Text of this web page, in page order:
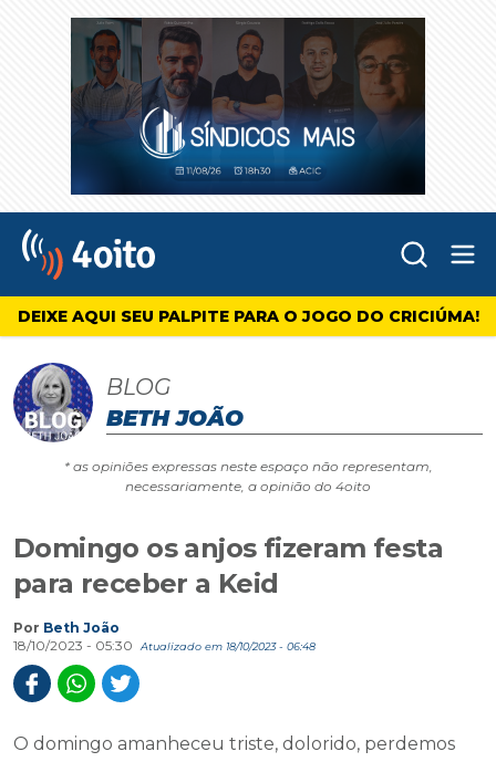
4oito
DEIXE AQUI SEU PALPITE PARA O JOGO DO CRICIÚMA!
BLOG
BETH JOÃO
* as opiniões expressas neste espaço não representam,
necessariamente, a opinião do 4oito
Domingo os anjos fizeram festa
para receber a Keid
Por Beth João
18/10/2023 - 05:30
Atualizado em 18/10/2023 - 06:48
O domingo amanheceu triste, dolorido, perdemos